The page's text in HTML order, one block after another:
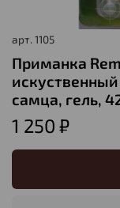
арт. 1105
Приманка
самца, гель,
1 250 ₽